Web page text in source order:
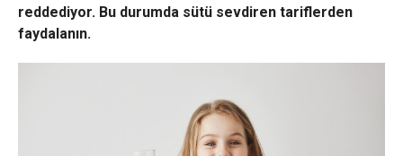
reddediyor. Bu durumda sütü sevdiren tariflerden
faydalanın.